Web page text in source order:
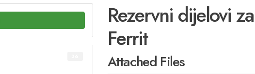
Rezervni dijelovi
Ferrit
Attached Files